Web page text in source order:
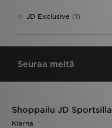
JD Exclusive (1)
Seuraa meitä
Shoppailu JD Sportsilla
Klarna